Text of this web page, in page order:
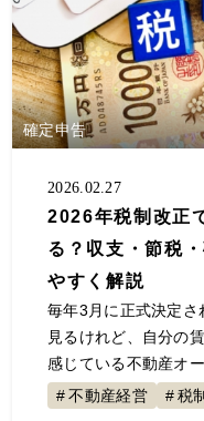
手数料
立ち退き
家賃収入
相場
大規模修繕
消費
サラリーマン
事
節税対策
確定申告していない
空室対策
決算書
交渉
不動産所得
地主と家主
入居
税金
全国賃貸住
確定申告
2026.02.27
2026年税制改正
る？収支・節税
やすく解説
毎年3月に正式決定さ
見るけれど、自分の
感じている不動産オ
不動産経営
税